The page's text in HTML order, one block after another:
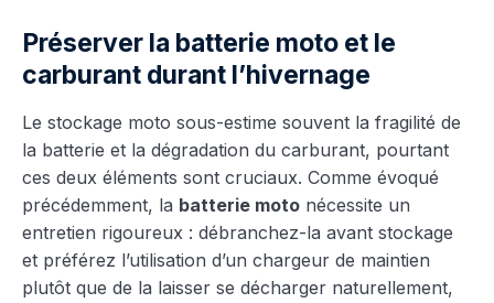
Préserver la batterie moto et le
carburant durant l’hivernage
Le stockage moto sous-estime souvent la fragilité de
la batterie et la dégradation du carburant, pourtant
ces deux éléments sont cruciaux. Comme évoqué
précédemment, la batterie moto nécessite un
entretien rigoureux : débranchez-la avant stockage
et préférez l’utilisation d’un chargeur de maintien
plutôt que de la laisser se décharger naturellement,